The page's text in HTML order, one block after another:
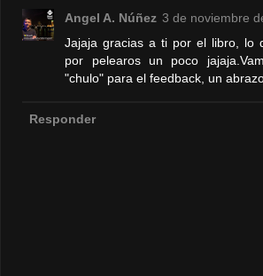
Angel A. Núñez 3 de noviembre
Jajaja gracias a ti por el libro, lo
por pelearos un poco
"chulo" para el feedback, un
Responder